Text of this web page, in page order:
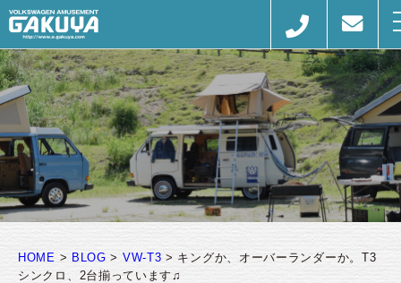
HOME > BLOG > VW-T3 > キングか、オーバーランダーか。T3
シンクロ、2台揃っています♫